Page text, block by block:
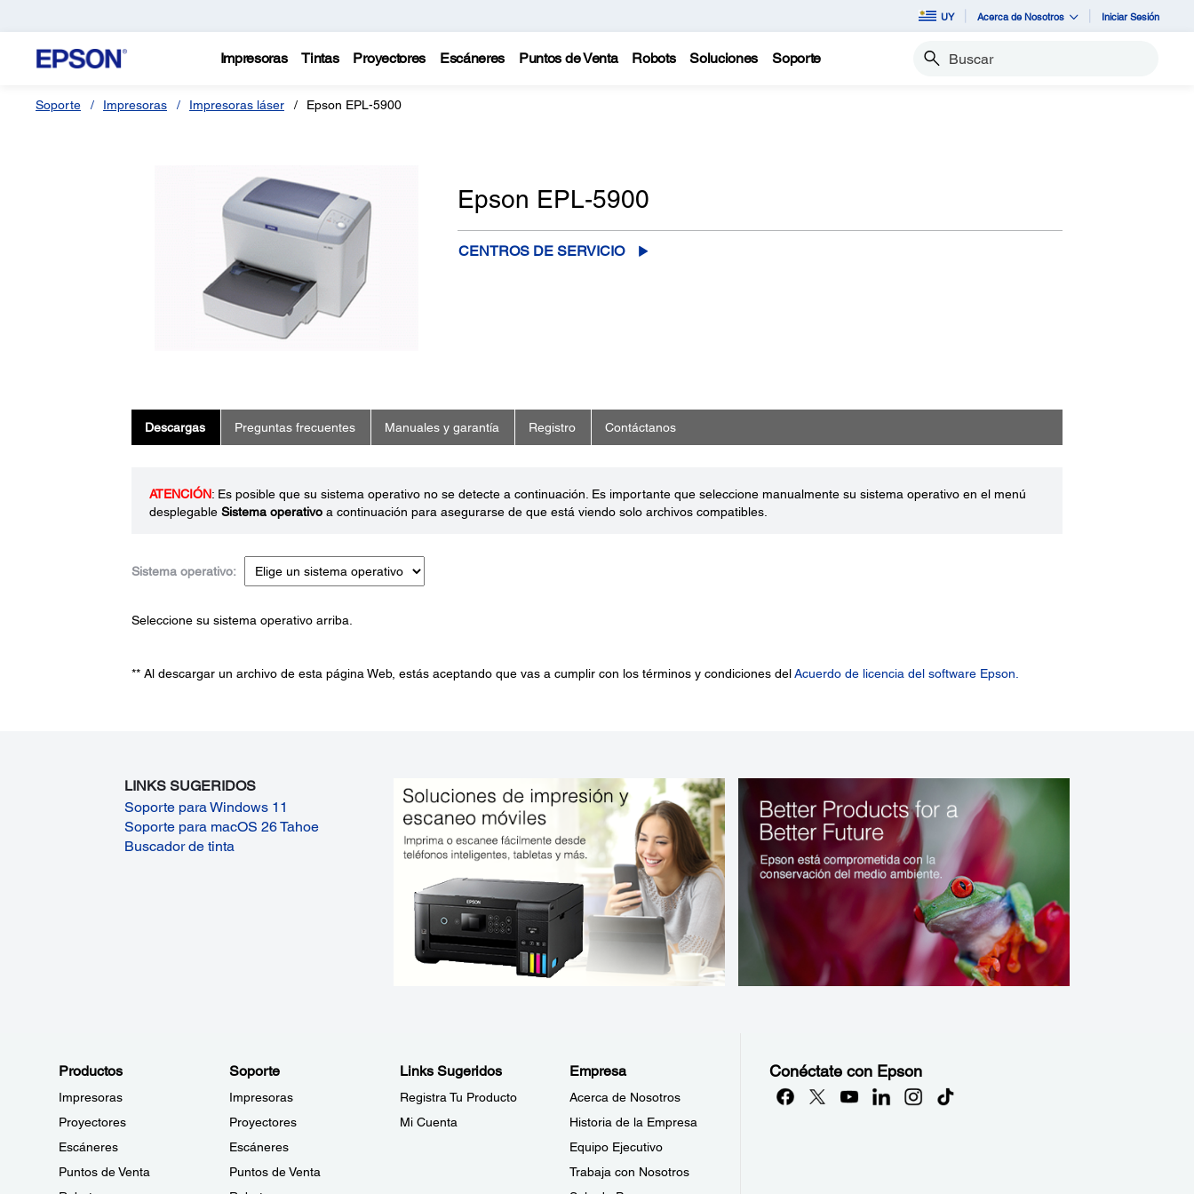
UY Acerca de Nosotros Iniciar Sesión
Impresoras Tintas Proyectores Escáneres Puntos de Venta Robots Soluciones Soporte Buscar
Soporte Impresoras Impresoras láser Epson EPL-5900
Epson EPL-5900
CENTROS DE SERVICIO
Descargas Preguntas frecuentes Manuales y garantía Registro Contáctanos
ATENCIÓN: Es posible que su sistema operativo no se detecte a continuación. Es importante que seleccione manualmente su sistema operativo en el menú
desplegable Sistema operativoa continuación para asegurarse de que está viendo solo archivos compatibles.
Sistema operativo:
Seleccione su sistema operativo arriba.
** Al descargar un archivo de esta página Web, estás aceptando que vas a cumplir con los términos y condiciones delAcuerdo de licencia del software Epson.
LINKS SUGERIDOS
Soporte para Windows 11
Soporte para macOS 26 Tahoe
Buscador de tinta
Productos
Impresoras
Proyectores
Escáneres
Puntos de Venta
Soporte
Impresoras
Proyectores
Escáneres
Puntos de Venta
Links Sugeridos
Registra Tu Producto
Mi Cuenta
Empresa
Acerca de Nosotros
Historia de la Empresa
Equipo Ejecutivo
Trabaja con Nosotros
Conéctate con Epson